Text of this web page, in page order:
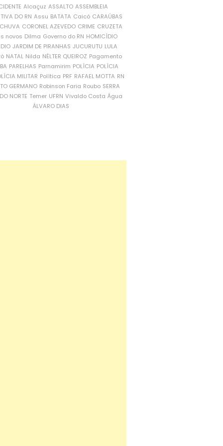
Alcaçuz ASSALTO ASSEMBLEIA
DO RN Assu BATATA Caicó CARAÚBAS
CORONEL AZEVEDO CRIME CRUZETA
novos Dilma Governo do RN HOMICÍDIO
JARDIM DE PIRANHAS JUCURUTU LULA
NATAL Nilda NÉLTER QUEIROZ Pagamento
PARELHAS Parnamirim POLÍCIA POLÍCIA
MILITAR Política PRF RAFAEL MOTTA RN
GERMANO Robinson Faria Roubo SERRA
NORTE Temer UFRN Vivaldo Costa Água
ÁLVARO DIAS